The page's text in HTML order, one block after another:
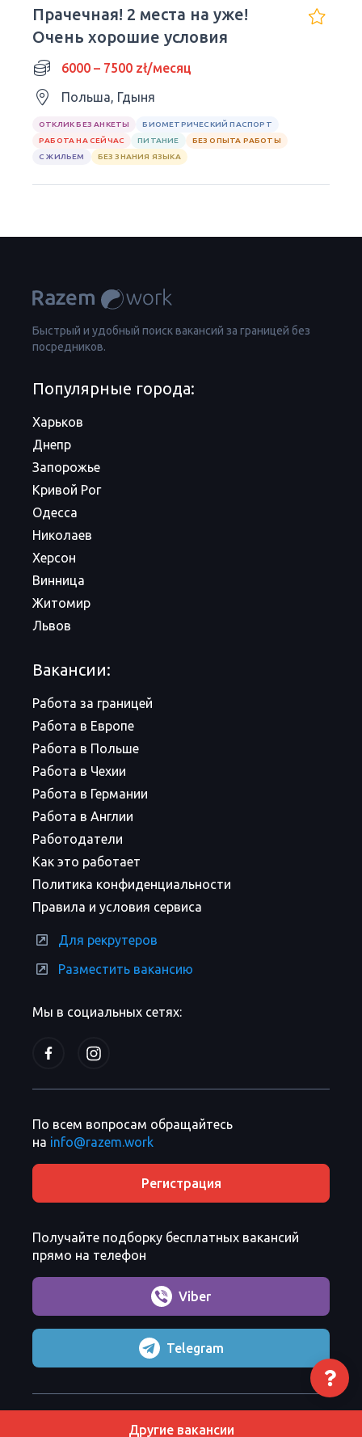
Прачечная! 2 места на уже!
Очень хорошие условия
6000 – 7500 zł/месяц
Польша, Гдыня
ОТКЛИК БЕЗ АНКЕТЫ
БИОМЕТРИЧЕСКИЙ ПАСПОРТ
РАБОТА НА СЕЙЧАС
ПИТАНИЕ
БЕЗ ОПЫТА РАБОТЫ
С ЖИЛЬЕМ
БЕЗ ЗНАНИЯ ЯЗЫКА
Другие вакансии
Быстрый и удобный поиск вакансий за границей без
посредников.
Мы в социальных сетях:
Популярные города:
Харьков
Днепр
Запорожье
Кривой Рог
Одесса
Николаев
Херсон
Винница
Житомир
Львов
Вакансии:
Работа за границей
Работа в Европе
Работа в Польше
Работа в Чехии
Работа в Германии
Работа в Англии
Работодатели
Как это работает
Политика конфиденциальности
Правила и условия сервиса
Для рекрутеров
Разместить вакансию
По всем вопросам обращайтесь
на info@razem.work
Регистрация
Получайте подборку бесплатных вакансий
прямо на телефон
Viber
Telegram